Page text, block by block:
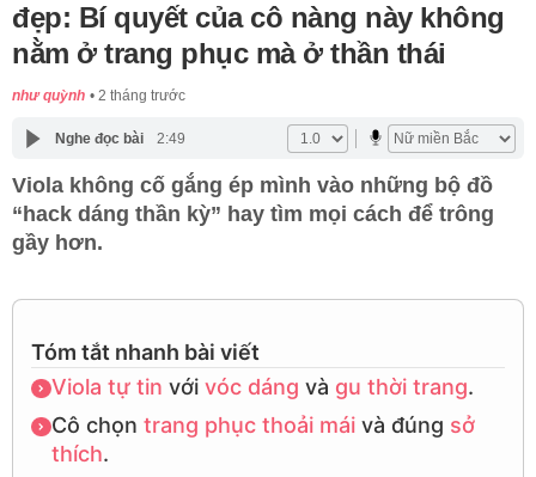
đẹp: Bí quyết của cô nàng này không
nằm ở trang phục mà ở thần thái
như quỳnh 2 tháng trước
Nghe đọc bài 2:49
Viola không cố gắng ép mình vào những bộ đồ
“hack dáng thần kỳ” hay tìm mọi cách để trông
gầy hơn.
Tóm tắt nhanh bài viết
Viola tự tin với vóc dáng và gu thời trang.
Cô chọn trang phục thoải máivà đúng sở
thích.